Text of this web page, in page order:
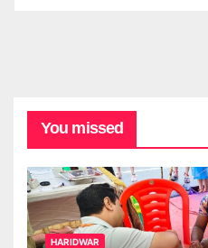
You missed
HARIDWAR